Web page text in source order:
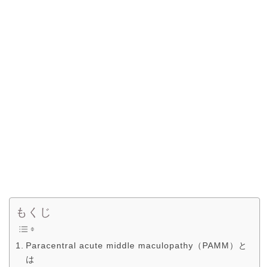
もくじ
Paracentral acute middle maculopathy（PAMM）と
は